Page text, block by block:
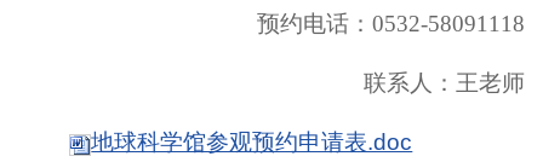
预约电话： 0532-58091118
联系人：王老师
地球科学馆参观预约申请表.doc